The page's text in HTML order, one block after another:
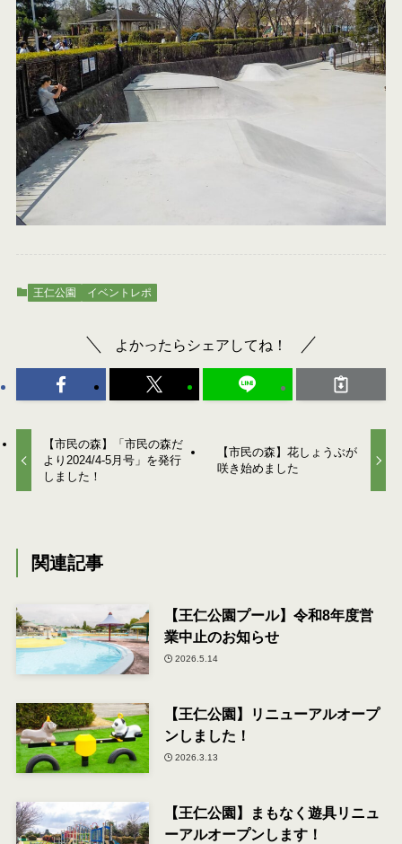
王仁公園 イベントレポ
よかったらシェアしてね！
【市民の森】「市民の森だ
より2024/4-5月号」を発行
しました！
【市民の森】花しょうぶが
咲き始めました
関連記事
【王仁公園プール】令和8年度営
業中止のお知らせ
2026.5.14
【王仁公園】リニューアルオープ
ンしました！
2026.3.13
【王仁公園】まもなく遊具リニュ
ーアルオープンします！